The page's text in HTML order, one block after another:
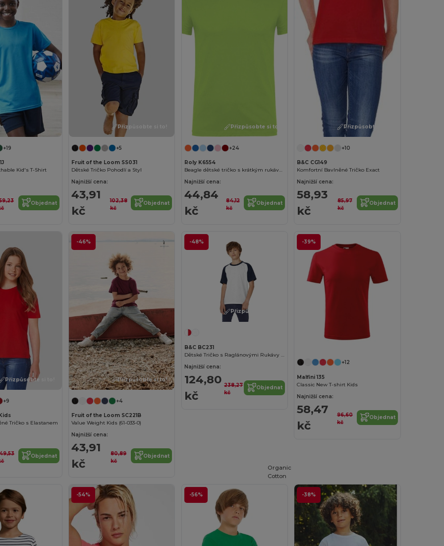
+19
Kid's T-Shirt
Objednat
Přizpůsobte si to!
+5
Fruit of the Loom SS031
Dětské Tričko Pohodlí a Styl
Najnižší cena:
43,91
kč
102,38
kč
Objednat
Přizpůsobte si to!
+24
Roly K6554
Beagle dětské tričko s krátkým rukávem
Najnižší cena:
44,84
kč
84,12
kč
Objednat
Přizpůsobte si to!
+10
B&C CG149
Komfortní Bavlněné Tričko Exact
Najnižší cena:
58,93
kč
85,97
kč
Objednat
Přizpůsobte si to!
+9
Tričko s Elastanem
Objednat
-46%
Přizpůsobte si to!
+4
Fruit of the Loom SC221B
Value Weight Kids (61-033-0)
Najnižší cena:
43,91
kč
80,89
kč
Objednat
-48%
Přizpůsobte si to!
B&C BC231
Dětské Tričko s Raglánovými Rukávy pro Sportovce
Najnižší cena:
124,80
kč
238,27
kč
Objednat
-39%
+12
Malfini 135
Classic New T-shirt Kids
Najnižší cena:
58,47
kč
96,60
kč
Objednat
-54% -56% -38%
Organic
Cotton